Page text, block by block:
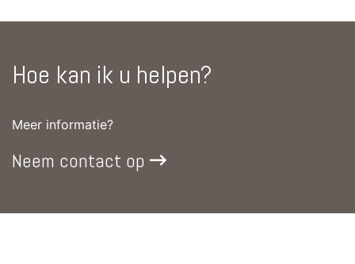
Hoe kan ik u helpen?
Meer informatie?
Neem contact op